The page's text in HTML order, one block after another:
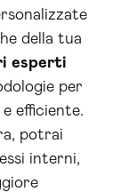
della tua
esperti
per
efficiente.
potrai
interni,